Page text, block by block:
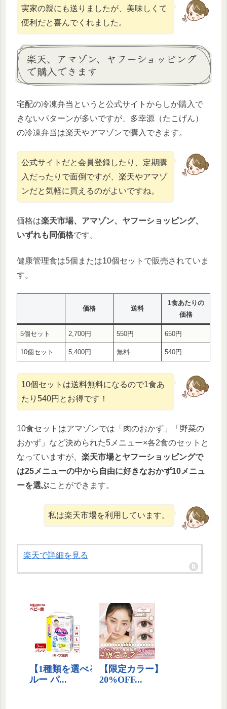
実家の親にも送りましたが、美味しくて
便利だと喜んでくれました。
楽天、アマゾン、ヤフーショッピング
で購入できます
宅配の冷凍弁当というと公式サイトからしか購入で
きないパターンが多いですが、多幸源（たこげん）
の冷凍弁当は楽天やアマゾンで購入できます。
公式サイトだと会員登録したり、定期購
入だったりで面倒ですが、楽天やアマゾ
ンだと気軽に買えるのがよいですね。
価格は楽天市場、アマゾン、ヤフーショッピング、
いずれも同価格です。
健康管理食は5個または10個セットで販売されていま
す。
価格 送料
1食あたりの
価格
5個セット 2,700円 550円 650円
10個セット 5,400円 無料 540円
10個セットは送料無料になるので1食あ
たり540円とお得です！
10食セットはアマゾンでは「肉のおかず」「野菜の
おかず」など決められた5メニュー×各2食のセットと
なっていますが、 楽天市場とヤフーショッピングで
は25メニューの中から自由に好きなおかず10メニュ
ーを選ぶことができます。
私は楽天市場を利用しています。
楽天で詳細を見る